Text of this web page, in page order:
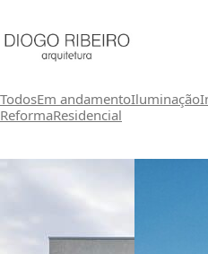
TodosEm andamentoIluminação
ReformaResidencial